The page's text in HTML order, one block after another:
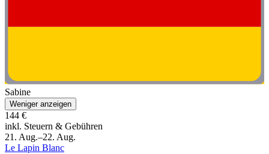
Sabine
Weniger anzeigen
144 €
inkl. Steuern & Gebühren
21. Aug.–22. Aug.
Le Lapin Blanc